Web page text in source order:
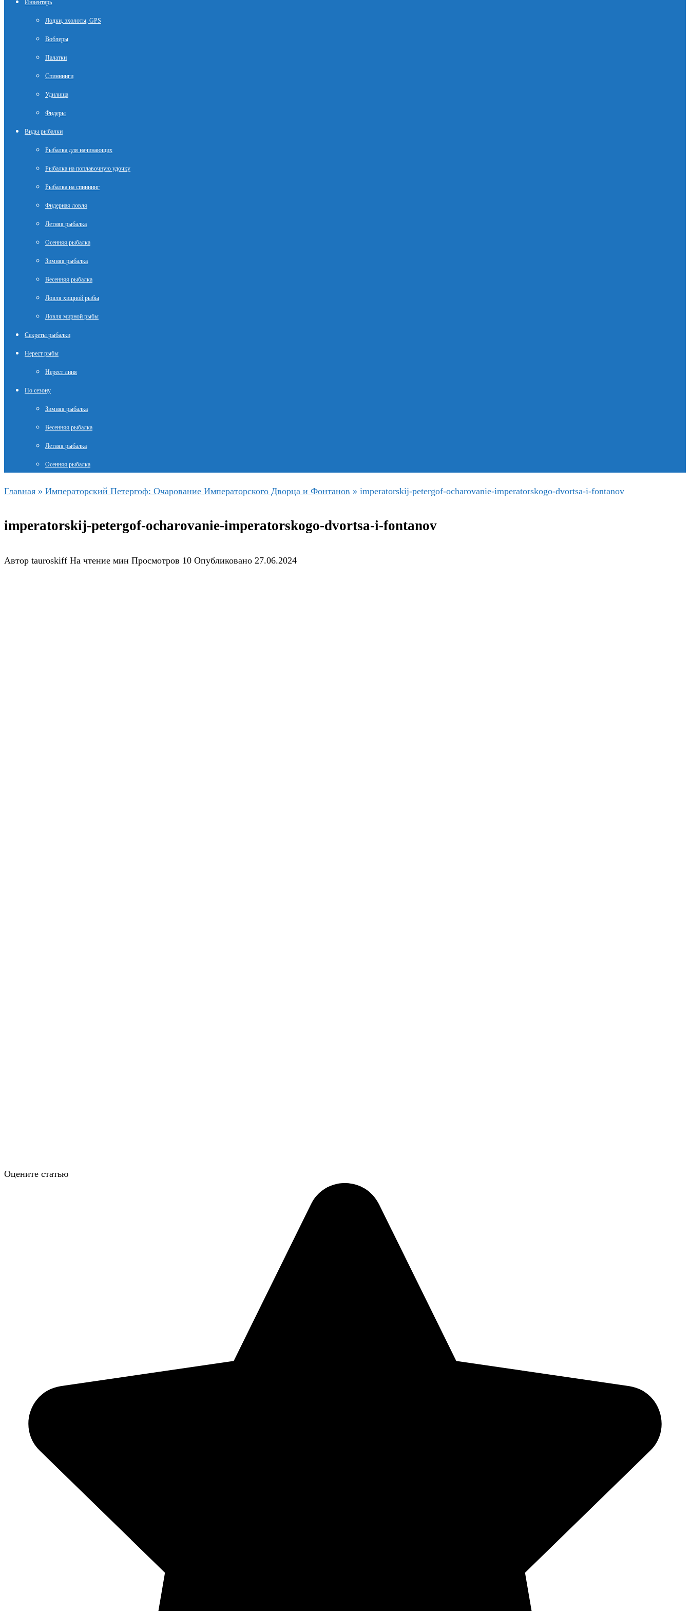
Инвентарь
Лодки, эхолоты, GPS
Воблеры
Палатки
Спиннинги
Удилища
Фидеры
Виды рыбалки
Рыбалка для начинающих
Рыбалка на поплавочную удочку
Рыбалка на спиннинг
Фидерная ловля
Летняя рыбалка
Осенняя рыбалка
Зимняя рыбалка
Весенняя рыбалка
Ловля хищной рыбы
Ловля мирной рыбы
Секреты рыбалки
Нерест рыбы
Нерест линя
По сезону
Зимняя рыбалка
Весенняя рыбалка
Летняя рыбалка
Осенняя рыбалка
Главная » Императорский Петергоф: Очарование Императорского Дворца и Фонтанов » imperatorskij-petergof-ocharovanie-imperatorskogo-dvortsa-i-fontanov
imperatorskij-petergof-ocharovanie-imperatorskogo-dvortsa-i-fontanov
Автор tauroskiff На чтение мин Просмотров 10 Опубликовано 27.06.2024
Оцените статью